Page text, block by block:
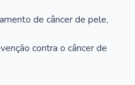
de câncer de pele,
contra o câncer de